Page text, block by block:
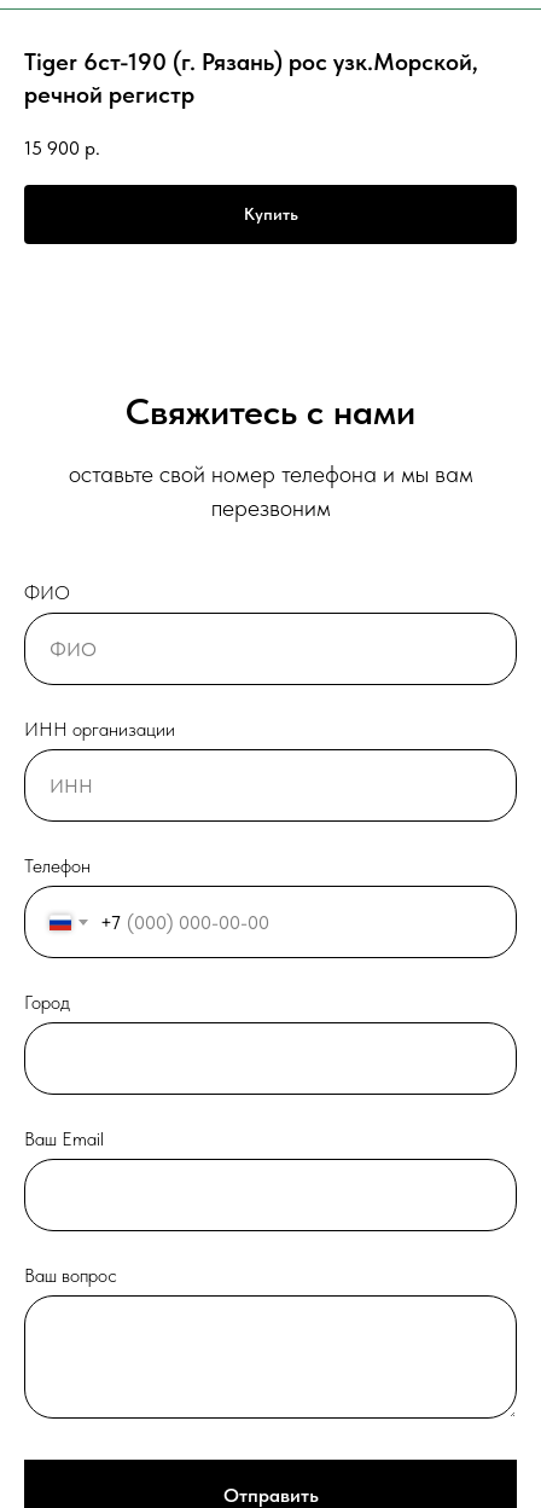
Tiger 6ст-190 (г. Рязань) рос узк.Морской,
речной регистр
15 900 р.
Купить
Свяжитесь с нами
оставьте свой номер телефона и мы вам
перезвоним
ФИО
ИНН организации
Телефон
+7
Город
Ваш Email
Ваш вопрос
Отправить